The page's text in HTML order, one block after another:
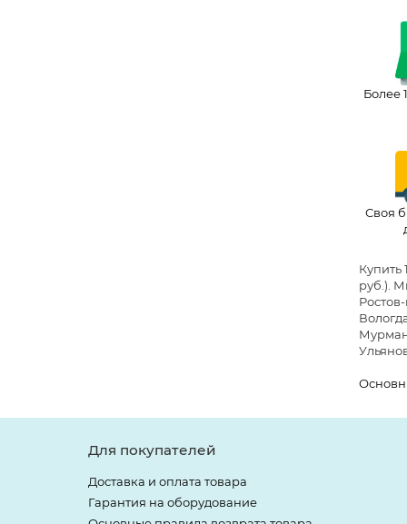
Более
Своя
Купить
руб.) .
Для покупателей
Доставка и оплата товара
Гарантия на оборудование